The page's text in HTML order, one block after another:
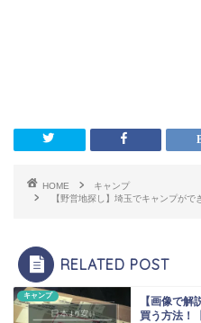
HOME
キャンプ
【野営地探し】埼玉でキャンプが
RELATED POST
キャンプ
【画像で
買う方法！